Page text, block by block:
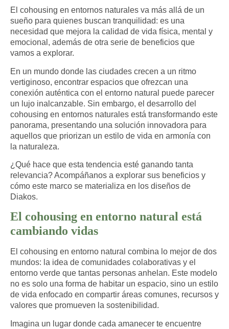
El cohousing en entornos naturales va más allá de un
sueño para quienes buscan tranquilidad: es una
necesidad que mejora la calidad de vida física, mental y
emocional, además de otra serie de beneficios que
vamos a explorar.
En un mundo donde las ciudades crecen a un ritmo
vertiginoso, encontrar espacios que ofrezcan una
conexión auténtica con el entorno natural puede parecer
un lujo inalcanzable. Sin embargo, el desarrollo del
cohousing en entornos naturales está transformando este
panorama, presentando una solución innovadora para
aquellos que priorizan un estilo de vida en armonía con
la naturaleza.
¿Qué hace que esta tendencia esté ganando tanta
relevancia? Acompáñanos a explorar sus beneficios y
cómo este marco se materializa en los diseños de
Diakos.
El cohousing en entorno natural está
cambiando vidas
El cohousing en entorno natural combina lo mejor de dos
mundos: la idea de comunidades colaborativas y el
entorno verde que tantas personas anhelan. Este modelo
no es solo una forma de habitar un espacio, sino un estilo
de vida enfocado en compartir áreas comunes, recursos y
valores que promueven la sostenibilidad.
Imagina un lugar donde cada amanecer te encuentre